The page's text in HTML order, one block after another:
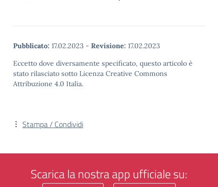
Pubblicato: 17.02.2023 - Revisione: 17.02.2023
Eccetto dove diversamente specificato, questo articolo è
stato rilasciato sotto Licenza Creative Commons
Attribuzione 4.0 Italia.
Stampa / Condividi
Scarica la nostra app ufficiale su: